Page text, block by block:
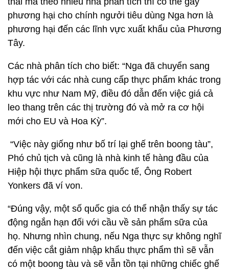
phương hại cho chính ngưởi tiêu dùng Nga hơn là
phương hại đến các lĩnh vực xuất khẩu của Phương
Tây.
Các nhà phân tích cho biết: “Nga đã chuyển sang
hợp tác với các nhà cung cấp thực phẩm khác trong
khu vực như Nam Mỹ, điều đó dẫn đến việc giá cả
leo thang trên các thị trường đó và mở ra cơ hội
mới cho EU và Hoa Kỳ”.
“Việc này giống như bố trí lại ghế trên boong tàu”,
Phó chủ tịch và cũng là nhà kinh tế hàng đầu của
Hiệp hội thực phẩm sữa quốc tế, Ông Robert
Yonkers đã ví von.
“Đúng vậy, một số quốc gia có thể nhận thấy sự tác
động ngắn hạn đối với cầu về sản phẩm sữa của
họ. Nhưng nhìn chung, nếu Nga thực sự không nghĩ
đến việc cắt giảm nhập khẩu thực phẩm thì sẽ vẫn
có một boong tàu và sẽ vẫn tồn tại những chiếc ghế